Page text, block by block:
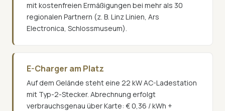
mit kostenfreien Ermäßigungen bei mehr als 30
regionalen Partnern (z. B. Linz Linien, Ars
Electronica, Schlossmuseum).
E-Charger am Platz
Auf dem Gelände steht eine 22 kW AC-Ladestation
mit Typ-2-Stecker. Abrechnung erfolgt
verbrauchsgenau über Karte: € 0,36 / kWh +